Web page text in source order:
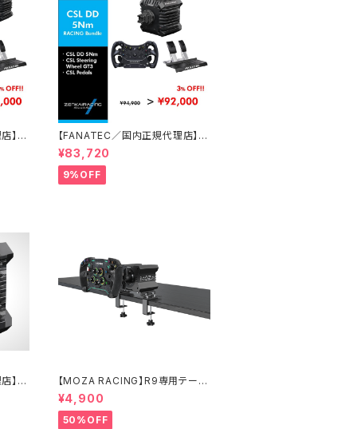
】C
ン
【FANATEC／国内正規代理店】C
SL DD 5 Nmオリジナルレーシン
グバンドルセット
¥83,720
9%OFF
】C
ド
【MOZA RACING】R9専用テーブ
ルクランプ
¥4,900
50%OFF